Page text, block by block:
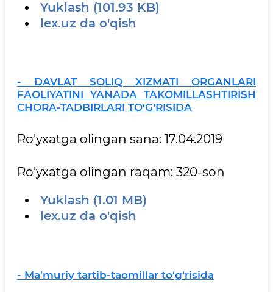
Yuklash (101.93 KB)
lex.uz da o'qish
- DAVLAT SOLIQ XIZMATI ORGANLARI
FAOLIYATINI YANADA TAKOMILLASHTIRISH
CHORA-TADBIRLARI TO‘G‘RISIDA
Ro'yxatga olingan sana: 17.04.2019
Ro'yxatga olingan raqam: 320-son
Yuklash (1.01 MB)
lex.uz da o'qish
- Ma’muriy tartib-taomillar to‘g‘risida